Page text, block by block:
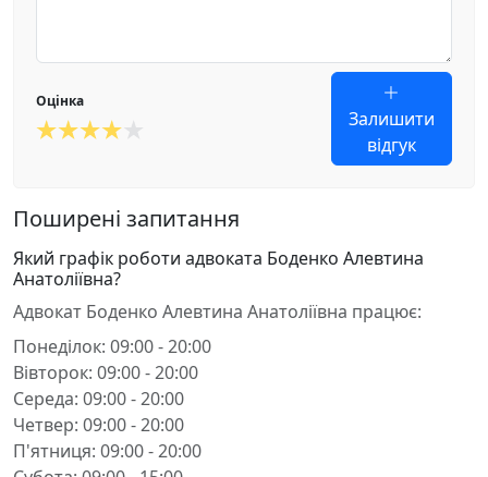
Оцінка
Залишити
відгук
Поширені запитання
Який графік роботи адвоката Боденко Алевтина
Анатоліївна?
Адвокат Боденко Алевтина Анатоліївна працює:
Понеділок: 09:00 - 20:00
Вівторок: 09:00 - 20:00
Середа: 09:00 - 20:00
Четвер: 09:00 - 20:00
П'ятниця: 09:00 - 20:00